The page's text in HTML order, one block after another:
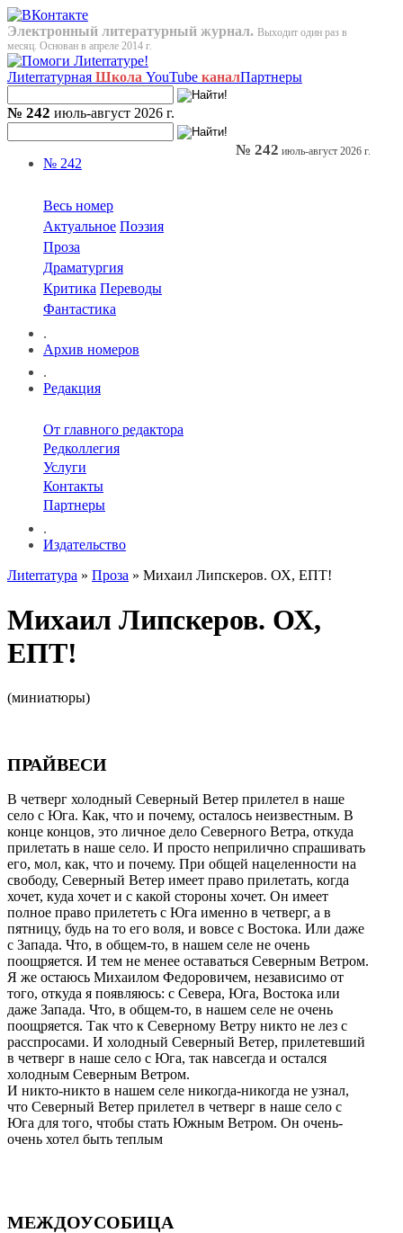
Электронный литературный журнал. Выходит один раз в
месяц. Основан в апреле 2014 г.
Лиterraтурная Школа YouTube каналПартнеры
№ 242 июль-август 2026 г.
№ 242
Весь номер
Актуальное Поэзия
Проза
Драматургия
Критика Переводы
Фантастика
.
Архив номеров
.
Редакция
От главного редактора
Редколлегия
Услуги
Контакты
Партнеры
.
Издательство
№ 242 июль-август 2026 г.
Лиterraтура » Проза » Михаил Липскеров. ОХ, ЕПТ!
Михаил Липскеров. ОХ,
ЕПТ!
(миниатюры)
ПРАЙВЕСИ
В четверг холодный Северный Ветер прилетел в наше
село с Юга. Как, что и почему, осталось неизвестным. В
конце концов, это личное дело Северного Ветра, откуда
прилетать в наше село. И просто неприлично спрашивать
его, мол, как, что и почему. При общей нацеленности на
свободу, Северный Ветер имеет право прилетать, когда
хочет, куда хочет и с какой стороны хочет. Он имеет
полное право прилететь с Юга именно в четверг, а в
пятницу, будь на то его воля, и вовсе с Востока. Или даже
с Запада. Что, в общем-то, в нашем селе не очень
поощряется. И тем не менее оставаться Северным Ветром.
Я же остаюсь Михаилом Федоровичем, независимо от
того, откуда я появляюсь: с Севера, Юга, Востока или
даже Запада. Что, в общем-то, в нашем селе не очень
поощряется. Так что к Северному Ветру никто не лез с
расспросами. И холодный Северный Ветер, прилетевший
в четверг в наше село с Юга, так навсегда и остался
холодным Северным Ветром.
И никто-никто в нашем селе никогда-никогда не узнал,
что Северный Ветер прилетел в четверг в наше село с
Юга для того, чтобы стать Южным Ветром. Он очень-
очень хотел быть теплым
МЕЖДОУСОБИЦА